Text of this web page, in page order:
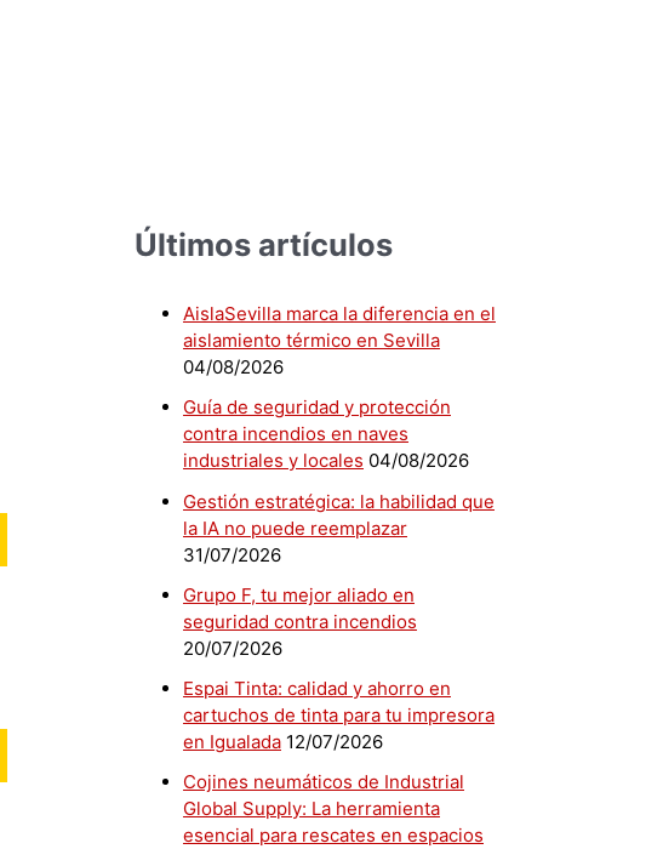
Últimos artículos
AislaSevilla marca la diferencia en el
aislamiento térmico en Sevilla
04/08/2026
Guía de seguridad y protección
contra incendios en naves
industriales y locales 04/08/2026
Gestión estratégica: la habilidad que
la IA no puede reemplazar
31/07/2026
Grupo F, tu mejor aliado en
seguridad contra incendios
20/07/2026
Espai Tinta: calidad y ahorro en
cartuchos de tinta para tu impresora
en Igualada 12/07/2026
Cojines neumáticos de Industrial
Global Supply: La herramienta
esencial para rescates en espacios